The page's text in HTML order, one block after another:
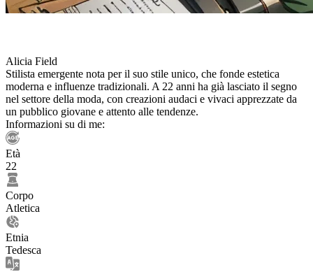
Alicia Field
Stilista emergente nota per il suo stile unico, che fonde estetica
moderna e influenze tradizionali. A 22 anni ha già lasciato il segno
nel settore della moda, con creazioni audaci e vivaci apprezzate da
un pubblico giovane e attento alle tendenze.
Informazioni su di me:
Età
22
Corpo
Atletica
Etnia
Tedesca